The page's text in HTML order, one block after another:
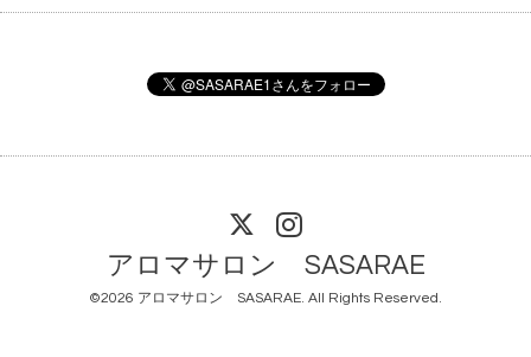
アロマサロン SASARAE
©2026 アロマサロン SASARAE. All Rights Reserved.